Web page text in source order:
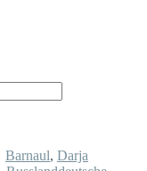
Barnaul, Darja